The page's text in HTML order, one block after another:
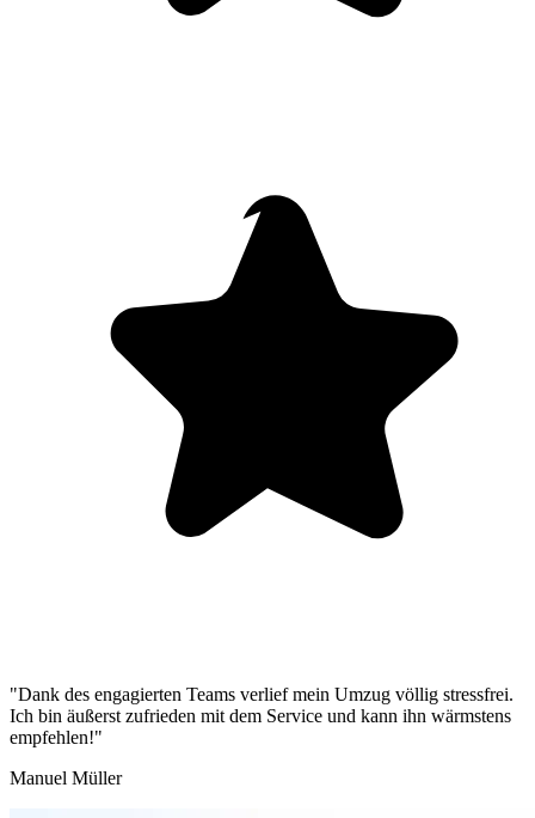
"Dank des engagierten Teams verlief mein Umzug völlig stressfrei.
Ich bin äußerst zufrieden mit dem Service und kann ihn wärmstens
empfehlen!"
Manuel Müller